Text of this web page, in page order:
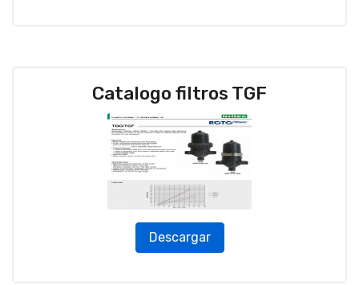
Catalogo filtros TGF
Descargar